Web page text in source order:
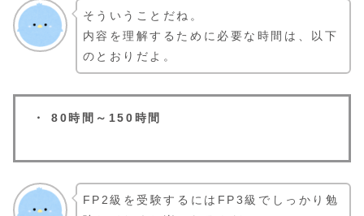
そういうことだね。
内容を理解するために必要な時間は、以下
のとおりだよ。
・ 80時間～150時間
FP2級を受験するにはFP3級でしっかり勉